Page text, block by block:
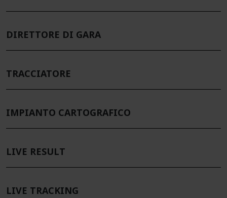
DIRETTORE DI GARA
TRACCIATORE
IMPIANTO CARTOGRAFICO
LIVE RESULT
LIVE TRACKING